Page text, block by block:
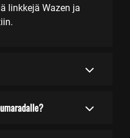
linkkejä Wazen ja